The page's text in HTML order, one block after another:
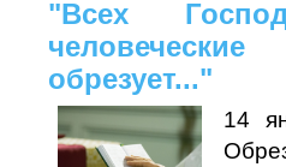
"Всех
обрезует..."
14